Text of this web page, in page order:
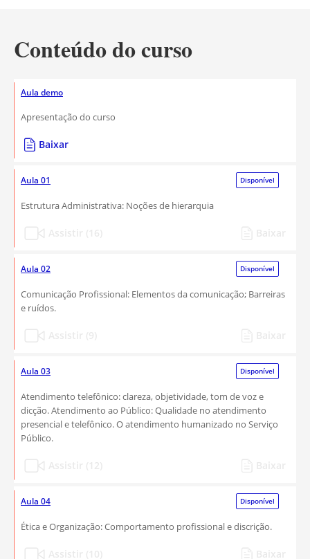
Conteúdo do curso
Aula demo
Apresentação do curso
Baixar
Aula 01 Disponível
Estrutura Administrativa: Noções de hierarquia
Aula 02 Disponível
Comunicação Profissional: Elementos da comunicação; Barreiras
e ruídos.
Aula 03 Disponível
Atendimento telefônico: clareza, objetividade, tom de voz e
dicção. Atendimento ao Público: Qualidade no atendimento
presencial e telefônico. O atendimento humanizado no Serviço
Público.
Aula 04 Disponível
Ética e Organização: Comportamento profissional e discrição.